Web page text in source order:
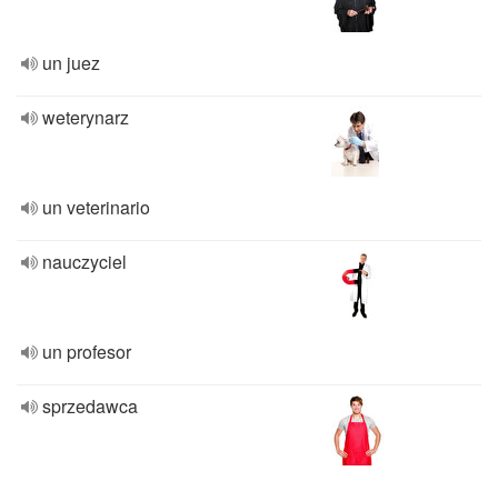
un juez
weterynarz
un veterinario
nauczyciel
un profesor
sprzedawca